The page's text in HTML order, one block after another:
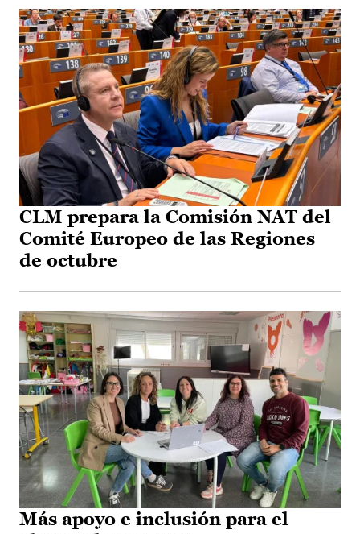
CLM prepara la Comisión NAT del
Comité Europeo de las Regiones
de octubre
Más apoyo e inclusión para el